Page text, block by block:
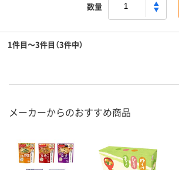
数量
1件目～3件目（3件中）
メーカーからのおすすめ商品